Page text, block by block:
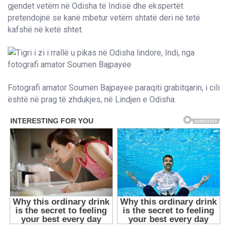
gjendet vetëm në Odisha të Indisë dhe ekspertët
pretendojnë se kanë mbetur vetëm shtatë deri në tetë
kafshë në ketë shtet.
Fotografi amator Soumen Bajpayee paraqiti grabitqarin, i cili
është në prag të zhdukjes, në Lindjen e Odisha.